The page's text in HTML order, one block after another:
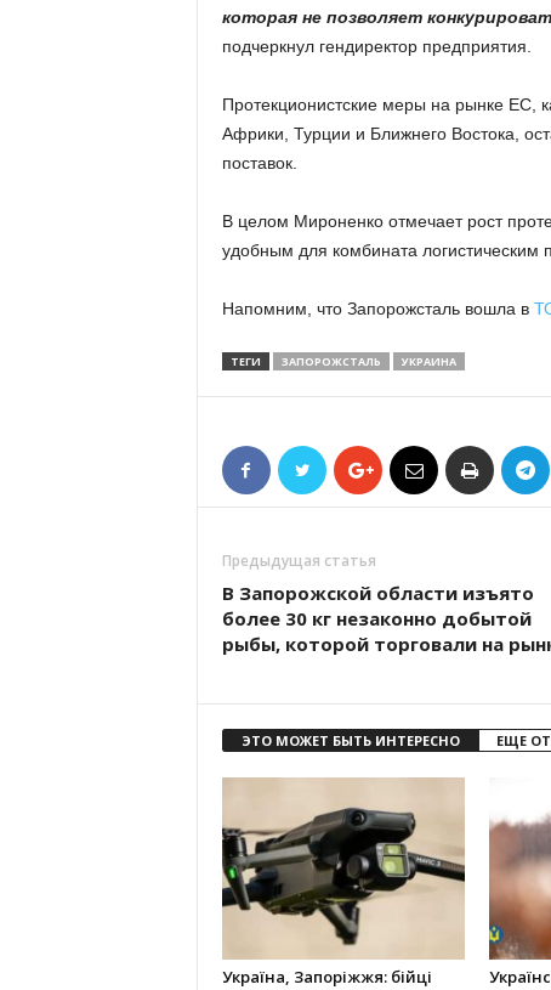
которая не позволяет
подчеркнул гендиректор предприятия.
Протекционистские меры на рынке ЕС,
Африки, Турции и Ближнего Востока,
поставок.
В целом Мироненко отмечает рост
удобным для комбината логистическим
Напомним, что Запорожсталь вошла в
ТЕГИ ЗАПОРОЖСТАЛЬ УКРАИНА
Предыдущая статья
В Запорожской области изъято
более 30 кг незаконно добытой
рыбы, которой торговали на
ЭТО МОЖЕТ БЫТЬ ИНТЕРЕСНО ЕЩЕ
Україна, Запоріжжя: бійці